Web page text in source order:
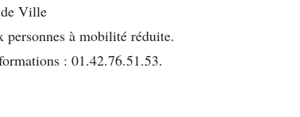
Ville
personnes à mobilité réduite.
: 01.42.76.51.53.